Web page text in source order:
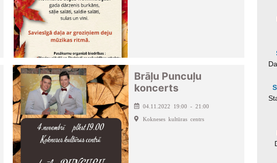
Brāļu Puncuļu
koncerts
04.11.2022 19:00 - 21:00
Kokneses kultūras centrs